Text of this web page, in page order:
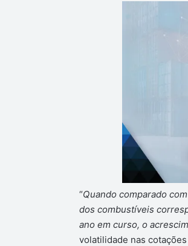
“Quando comparado
dos combustíveis
ano em curso, o
volatilidade nas